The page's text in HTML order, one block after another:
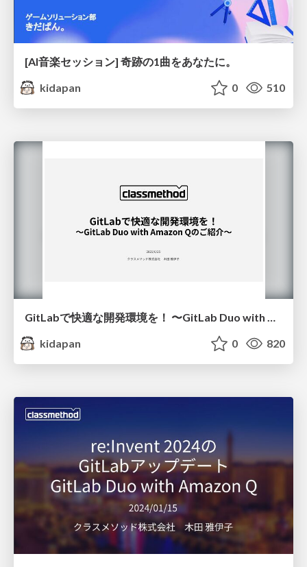
[AI音楽セッション] 奇跡の1曲をあなたに。
kidapan
0 510
kidapan
0 820